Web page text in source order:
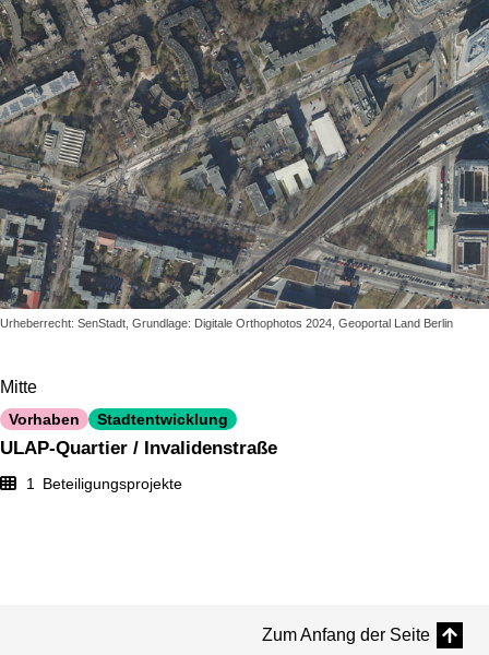
Urheberrecht: SenStadt, Grundlage: Digitale Orthophotos 2024, Geoportal Land Berlin
Mitte
Vorhaben Stadtentwicklung
ULAP-Quartier / Invalidenstraße
1 Beteiligungsprojekte
Zum Anfang der Seite